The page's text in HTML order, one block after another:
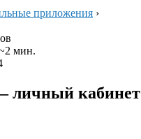
приложения ›
мин.
личный кабинет